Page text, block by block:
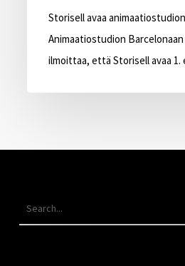
Storisell avaa
Animaatiostudion Barcelonaan
ilmoittaa, että Storisell avaa